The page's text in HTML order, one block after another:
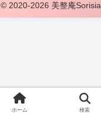
© 2020-2026 美整庵Sorisia.
ホーム 検索